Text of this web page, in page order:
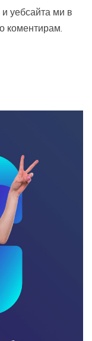
уебсайта ми в
коментирам.